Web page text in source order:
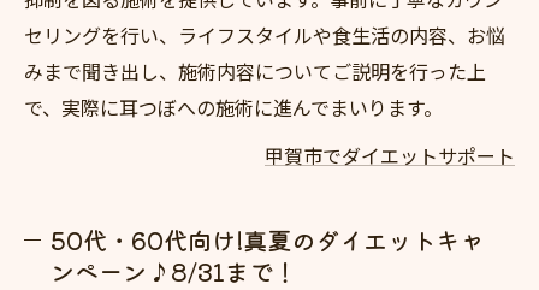
セリングを行い、ライフスタイルや食生活の内容、お悩
みまで聞き出し、施術内容についてご説明を行った上
で、実際に耳つぼへの施術に進んでまいります。
甲賀市でダイエットサポート
50代・60代向け!真夏のダイエットキャ
ンペーン♪8/31まで！